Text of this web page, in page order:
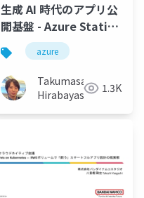
生成 AI 時代のアプリ公
開基盤 - Azure Static
Web Apps ×
SwallowKit で整える
実用構成
azure
Takumasa
Hirabayashi
1.3K